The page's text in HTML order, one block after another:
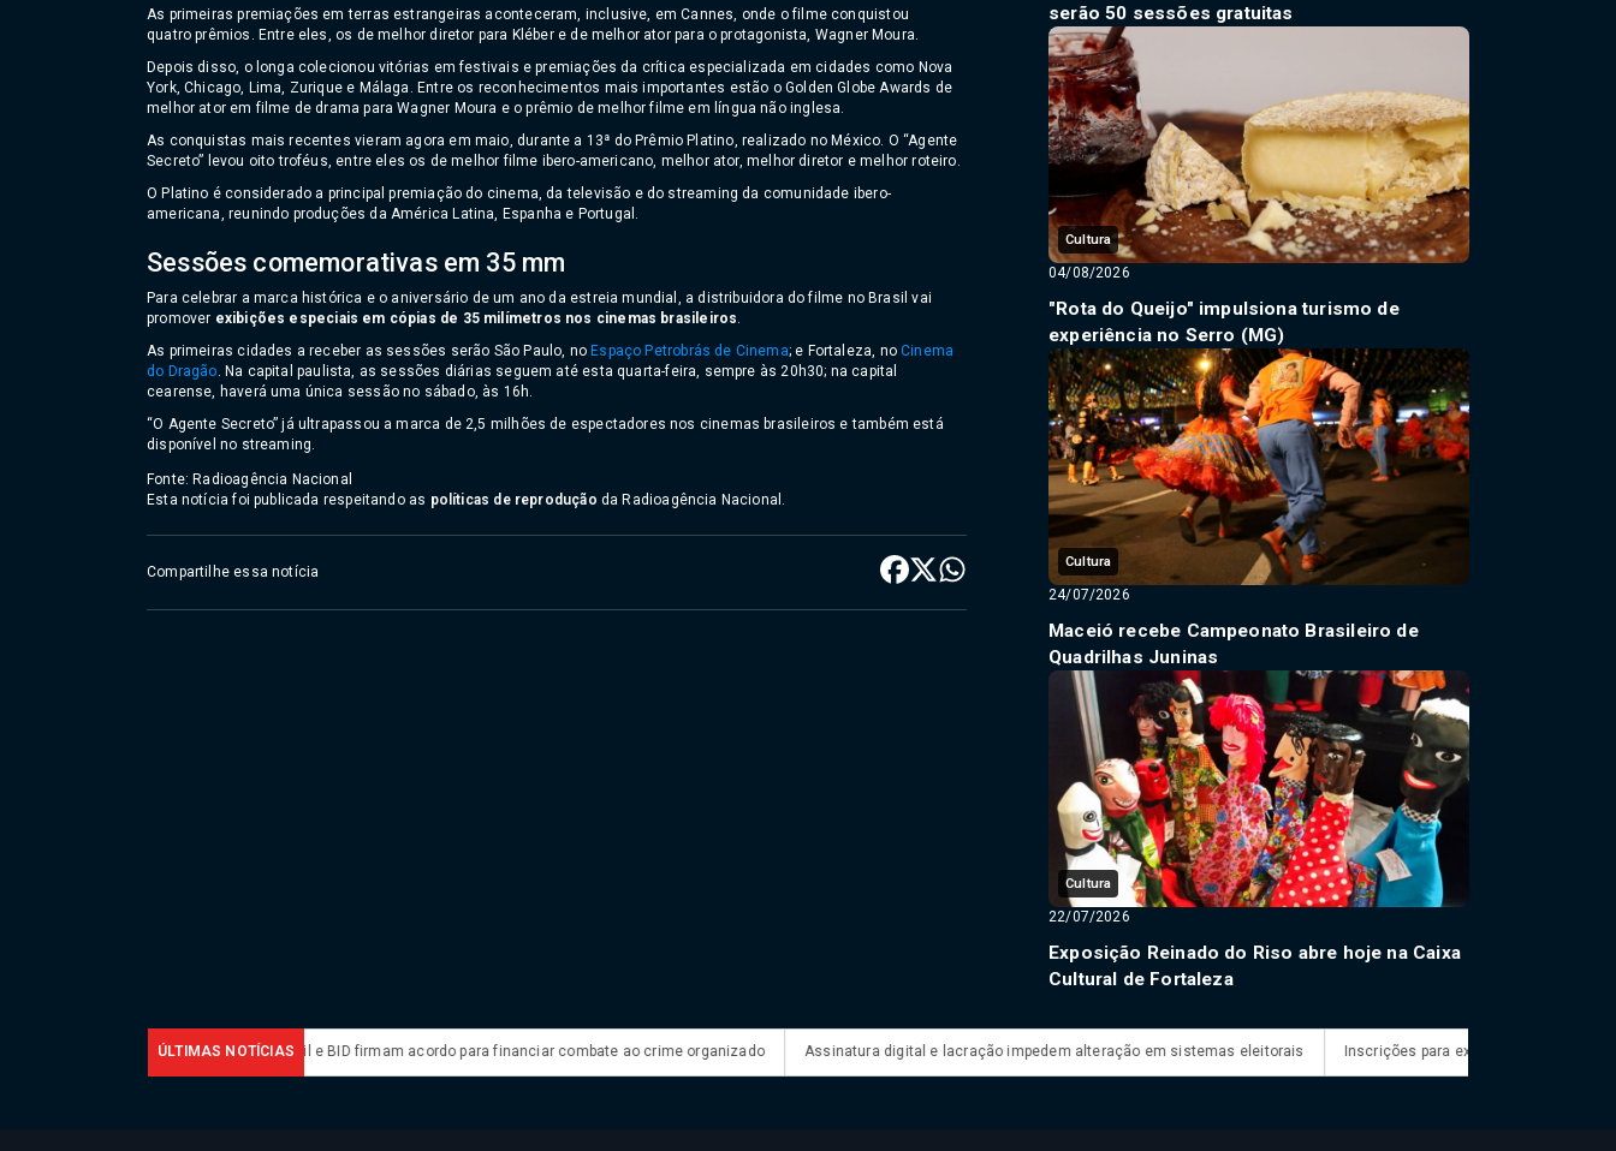
As primeiras premiações em terras estrangeiras aconteceram, inclusive, em Cannes, onde o filme conquistou
quatro prêmios. Entre eles, os de melhor diretor para Kléber e de melhor ator para o protagonista, Wagner Moura.
Depois disso, o longa colecionou vitórias em festivais e premiações da crítica especializada em cidades como Nova
York, Chicago, Lima, Zurique e Málaga. Entre os reconhecimentos mais importantes estão o Golden Globe Awards de
melhor ator em filme de drama para Wagner Moura e o prêmio de melhor filme em língua não inglesa.
As conquistas mais recentes vieram agora em maio, durante a 13ª do Prêmio Platino, realizado no México. O “Agente
Secreto” levou oito troféus, entre eles os de melhor filme ibero-americano, melhor ator, melhor diretor e melhor roteiro.
O Platino é considerado a principal premiação do cinema, da televisão e do streaming da comunidade ibero-
americana, reunindo produções da América Latina, Espanha e Portugal.
Sessões comemorativas em 35 mm
Para celebrar a marca histórica e o aniversário de um ano da estreia mundial, a distribuidora do filme no Brasil vai
promover exibições especiais em cópias de 35 milímetros nos cinemas brasileiros.
As primeiras cidades a receber as sessões serão São Paulo, no Espaço Petrobrás de Cinema; e Fortaleza, noCinema
do Dragão. Na capital paulista, as sessões diárias seguem até esta quarta-feira, sempre às 20h30; na capital
cearense, haverá uma única sessão no sábado, às 16h.
“O Agente Secreto” já ultrapassou a marca de 2,5 milhões de espectadores nos cinemas brasileiros e também está
disponível no streaming.
Fonte: Radioagência Nacional
Esta notícia foi publicada respeitando as políticas de reprodução da Radioagência Nacional.
Compartilhe essa notícia
serão 50 sessões gratuitas
Cultura
04/08/2026
"Rota do Queijo" impulsiona turismo de
experiência no Serro (MG)
Cultura
24/07/2026
Maceió recebe Campeonato Brasileiro de
Quadrilhas Juninas
Cultura
22/07/2026
Exposição Reinado do Riso abre hoje na Caixa
Cultural de Fortaleza
ÚLTIMAS NOTÍCIAS
Brasil e BID firmam acordo para financiar combate ao crime organizado Assinatura digital e lacração impedem alteração em sistemas eleitorais Inscrições para exame de proficiência em